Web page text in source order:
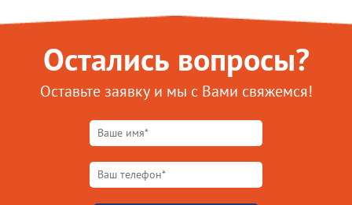
Остались вопросы?
Оставьте заявку и мы с Вами свяжемся!